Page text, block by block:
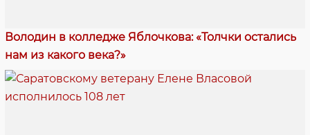
Володин в колледже Яблочкова: «Толчки остались
нам из какого века?»